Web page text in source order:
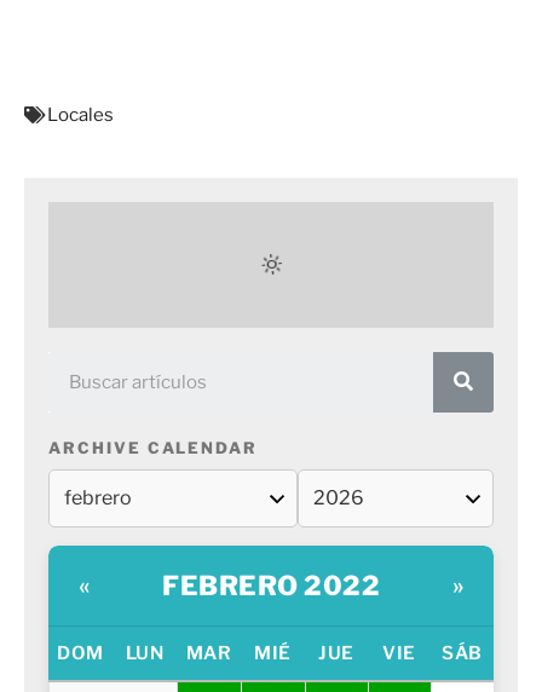
Locales
ARCHIVE CALENDAR
« FEBRERO 2022 »
DOM LUN MAR MIÉ JUE VIE SÁB